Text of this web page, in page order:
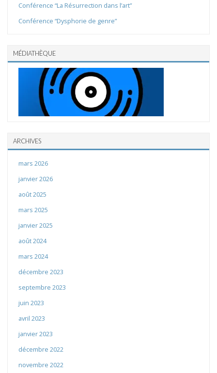
Conférence “La Résurrection dans l’art”
Conférence “Dysphorie de genre”
MÉDIATHÈQUE
ARCHIVES
mars 2026
janvier 2026
août 2025
mars 2025
janvier 2025
août 2024
mars 2024
décembre 2023
septembre 2023
juin 2023
avril 2023
janvier 2023
décembre 2022
novembre 2022